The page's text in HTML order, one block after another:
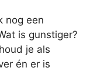
nog een
is gunstiger?
je als
én er is